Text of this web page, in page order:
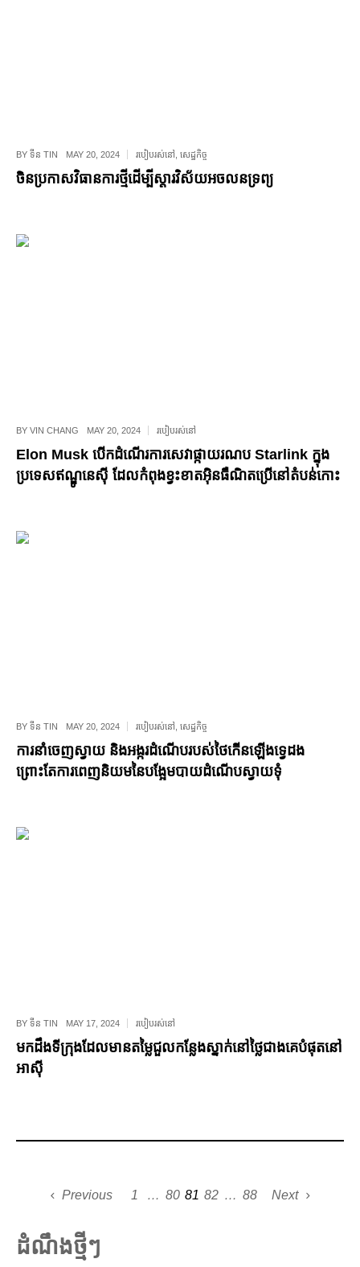
BY ទីន TIN MAY 20, 2024 របៀបរស់នៅ, សេដ្ឋកិច្ច
ចិនប្រកាសវិធានការថ្មីដើម្បីស្ដារវិស័យអចលនទ្រព្យ
BY VIN CHANG MAY 20, 2024 របៀបរស់នៅ
Elon Musk បើកដំណើរការសេវាផ្កាយរណប Starlink ក្នុង
ប្រទេសឥណ្ឌូនេស៊ី ដែលកំពុងខ្វះខាតអ៊ិនធឺណិតប្រើនៅតំបន់កោះ
BY ទីន TIN MAY 20, 2024 របៀបរស់នៅ សេដ្ឋកិច្ច
ការនាំចេញស្វាយ និងអង្ករដំណើបរបស់ថៃកើនឡើងទ្វេដង
ព្រោះតែការពេញនិយមនៃបង្អែមបាយដំណើបស្វាយទុំ
BY ទីន TIN MAY 17, 2024 របៀបរស់នៅ
មកដឹងទីក្រុងដែលមានតម្លៃជួលកន្លែងស្នាក់នៅថ្លៃជាងគេបំផុតនៅ
អាស៊ី
Previous 1 … 80 81 82 … 88 Next
ដំណឹងថ្មីៗ